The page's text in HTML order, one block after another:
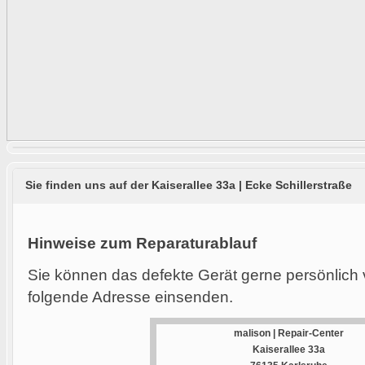
Sie finden uns auf der Kaiserallee 33a | Ecke Schillerstraße
Hinweise zum Reparaturablauf
Sie können das defekte Gerät gerne
folgende Adresse einsenden.
malison | Repair-Center
Kaiserallee 33a